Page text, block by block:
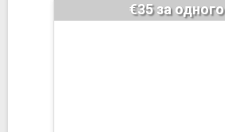
€35 за одного